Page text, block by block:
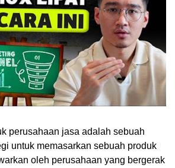
perusahaan jasa adalah sebuah
untuk memasarkan sebuah produk
oleh perusahaan yang bergerak